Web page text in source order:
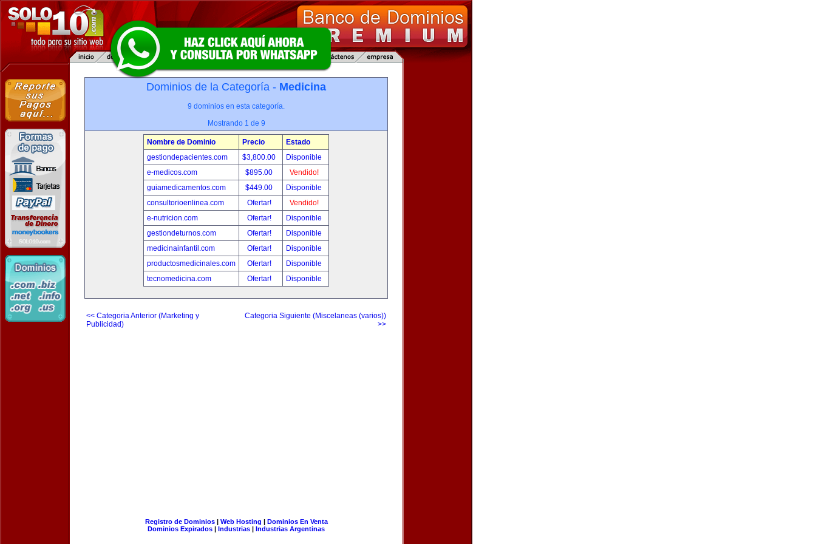
Dominios de la Categoría - Medicina
9 dominios en esta categoría.
Mostrando 1 de 9
Nombre de Dominio Precio
Estado
gestiondepacientes.com
$3,800.00
Disponible
e-medicos.com
$895.00
Vendido!
guiamedicamentos.com
$449.00
Disponible
consultorioenlinea.com
Ofertar!
Vendido!
e-nutricion.com
Ofertar!
Disponible
gestiondeturnos.com
Ofertar!
Disponible
medicinainfantil.com
Ofertar!
Disponible
productosmedicinales.com
Ofertar!
Disponible
tecnomedicina.com
Ofertar! Disponible
<< Categoria Anterior (Marketing y
Publicidad)
Categoria Siguiente (Miscelaneas (varios))
>>
Registro de Dominios| Web Hosting | Dominios En Venta
Dominios Expirados | Industrias | Industrias Argentinas